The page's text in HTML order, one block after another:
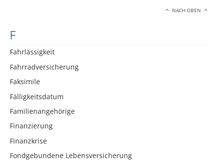
NACH OBEN
F
Fahrlässigkeit
Fahrradversicherung
Faksimile
Fälligkeitsdatum
Familienangehörige
Finanzierung
Finanzkrise
Fondgebundene Lebensversicherung